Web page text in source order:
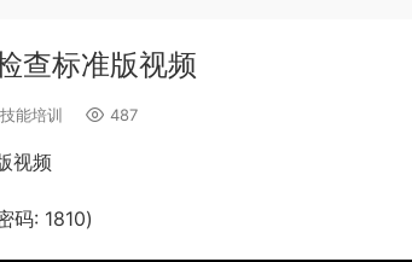
查标准版视频
技能培训 487
视频
码: 1810)